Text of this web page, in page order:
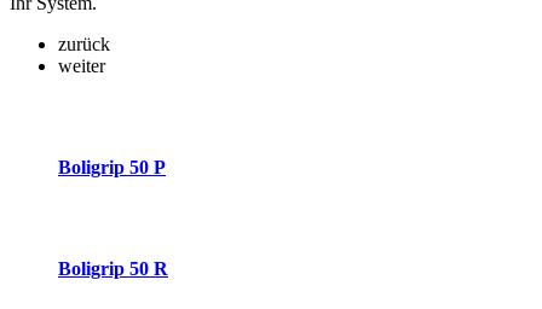
zurück
weiter
Boligrip 50 P
Boligrip 50 R